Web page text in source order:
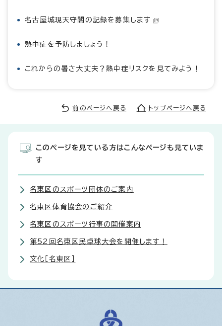
名古屋城現天守閣の記録を募集します
熱中症を予防しましょう！
これからの暑さ大丈夫？熱中症リスクを見てみよう！
前のページへ戻る トップページへ戻る
このページを見ている方はこんなページも見ていま
す
名東区のスポーツ団体のご案内
名東区体育協会のご紹介
名東区のスポーツ行事の開催案内
第52回名東区民卓球大会を開催します！
文化［名東区］